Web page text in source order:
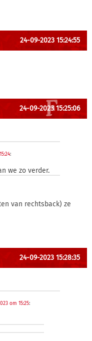
24-09-2023 15:24:55
24-09-2023 15:25:06
:
we zo verder.
van rechtsback) ze
24-09-2023 15:28:35
om 15:25: